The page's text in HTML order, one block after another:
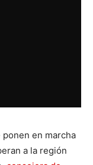
en marcha
a la región